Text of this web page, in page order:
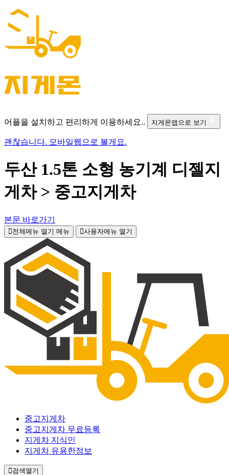
어플을 설치하고 편리하게 이용하세요.. 지게몬앱으로 보기
괜찮습니다. 모바일웹으로 볼게요.
두산 1.5톤 소형 농기계 디젤지
게차 > 중고지게차
본문 바로가기
전체메뉴 열기 메뉴 사용자메뉴 열기
중고지게차
중고지게차 무료등록
지게차 지식인
지게차 유용한정보
검색열기